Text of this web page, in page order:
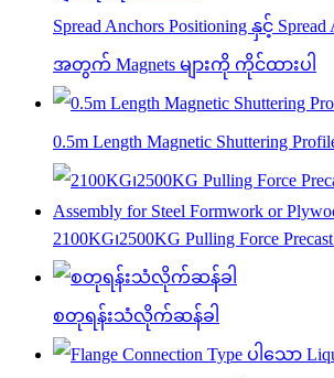
Spread Anchors Positioning နှင့် Spread
အတွက် Magnets များကို ကိုင်ထားပါ
0.5m Length Magnetic Shuttering
2100KG၊2500KG Pulling Force
စတုရန်းသံလိုက်ဆန်ခါ